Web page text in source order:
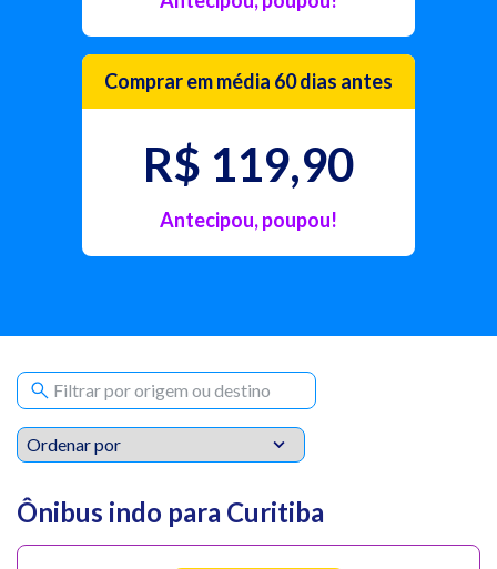
Comprar em média 60 dias antes
R$ 119,90
Antecipou, poupou!
Ônibus indo para Curitiba